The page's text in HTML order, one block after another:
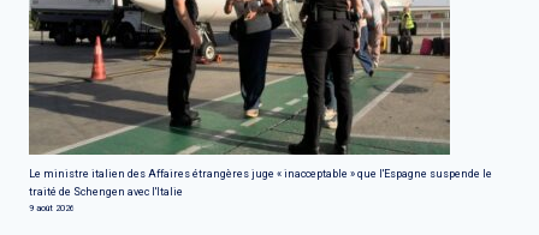
Le ministre italien des Affaires étrangères juge « inacceptable » que l'Espagne suspende le
traité de Schengen avec l'Italie
9 août 2026